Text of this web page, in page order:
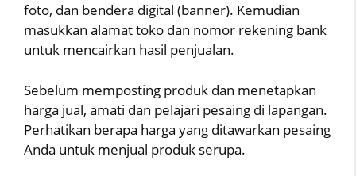
foto, dan bendera digital (banner). Kemudian
masukkan alamat toko dan nomor rekening bank
untuk mencairkan hasil penjualan.
Sebelum memposting produk dan menetapkan
harga jual, amati dan pelajari pesaing di lapangan.
Perhatikan berapa harga yang ditawarkan pesaing
Anda untuk menjual produk serupa.